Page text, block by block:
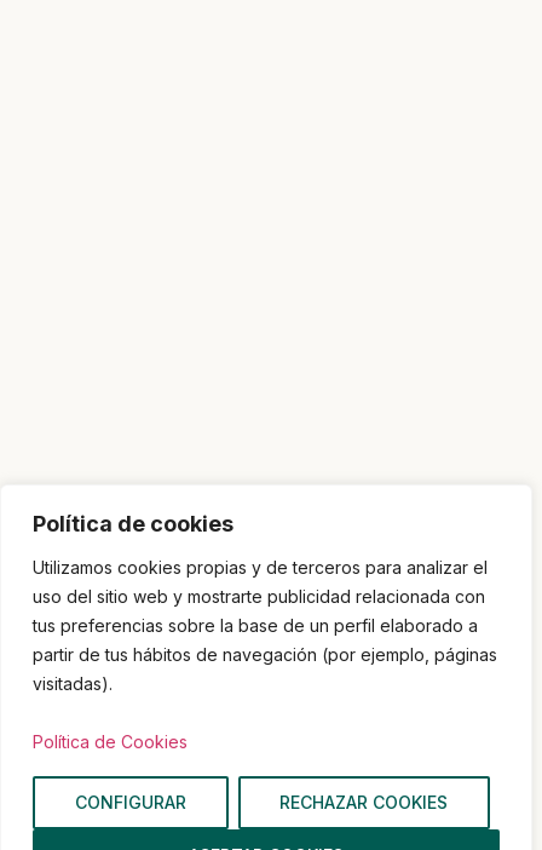
Política de cookies
Utilizamos cookies propias y de terceros para analizar el
uso del sitio web y mostrarte publicidad relacionada con
tus preferencias sobre la base de un perfil elaborado a
partir de tus hábitos de navegación (por ejemplo, páginas
visitadas).
Política de Cookies
CONFIGURAR RECHAZAR COOKIES